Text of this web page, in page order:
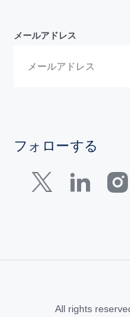
メールアドレス
フォローする
All rights